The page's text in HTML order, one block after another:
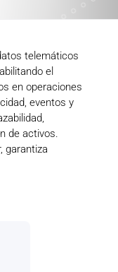
telemáticos
el
en operaciones
eventos y
de activos.
garantiza